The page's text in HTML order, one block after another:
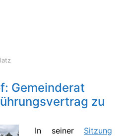
Gemeinderat
zu
In seiner Sitzung